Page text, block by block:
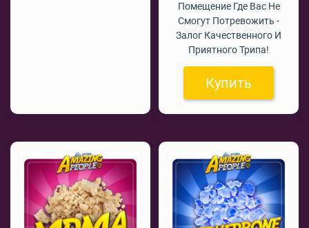
Помещение Где Вас Не
Смогут Потревожить -
Залог Качественного И
Приятного Трипа!
Купить